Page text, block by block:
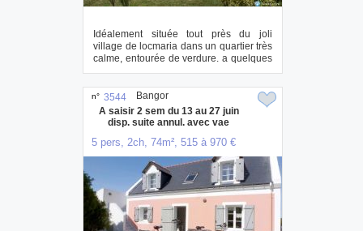
Idéalement située tout près du joli
village de locmaria dans un quartier très
calme, entourée de verdure. a quelques
min...
n° 3544
A saisir 2 sem du 13 au 27 juin
disp. suite annul. avec vae
5 pers, 2ch, 74m², 515 à 970 €
Bangor